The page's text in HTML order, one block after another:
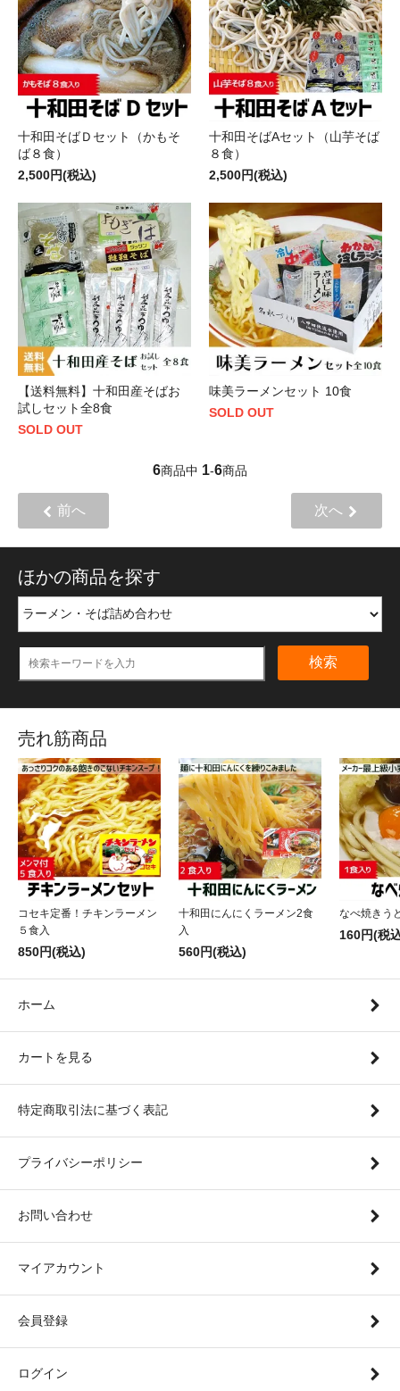
十和田そばＤセット（かもそ
ば８食）
2,500円(税込)
十和田そばAセット（山芋そば
８食）
2,500円(税込)
【送料無料】十和田産そばお
試しセット全8食
SOLD OUT
味美ラーメンセット 10食
SOLD OUT
6商品中 1-6商品
前へ 次へ
ほかの商品を探す
検索
売れ筋商品
コセキ定番！チキンラーメン
５食入
850円(税込)
十和田にんにくラーメン2食
入
560円(税込)
なべ焼きう
160円(税
ホーム
カートを見る
特定商取引法に基づく表記
プライバシーポリシー
お問い合わせ
マイアカウント
会員登録
ログイン